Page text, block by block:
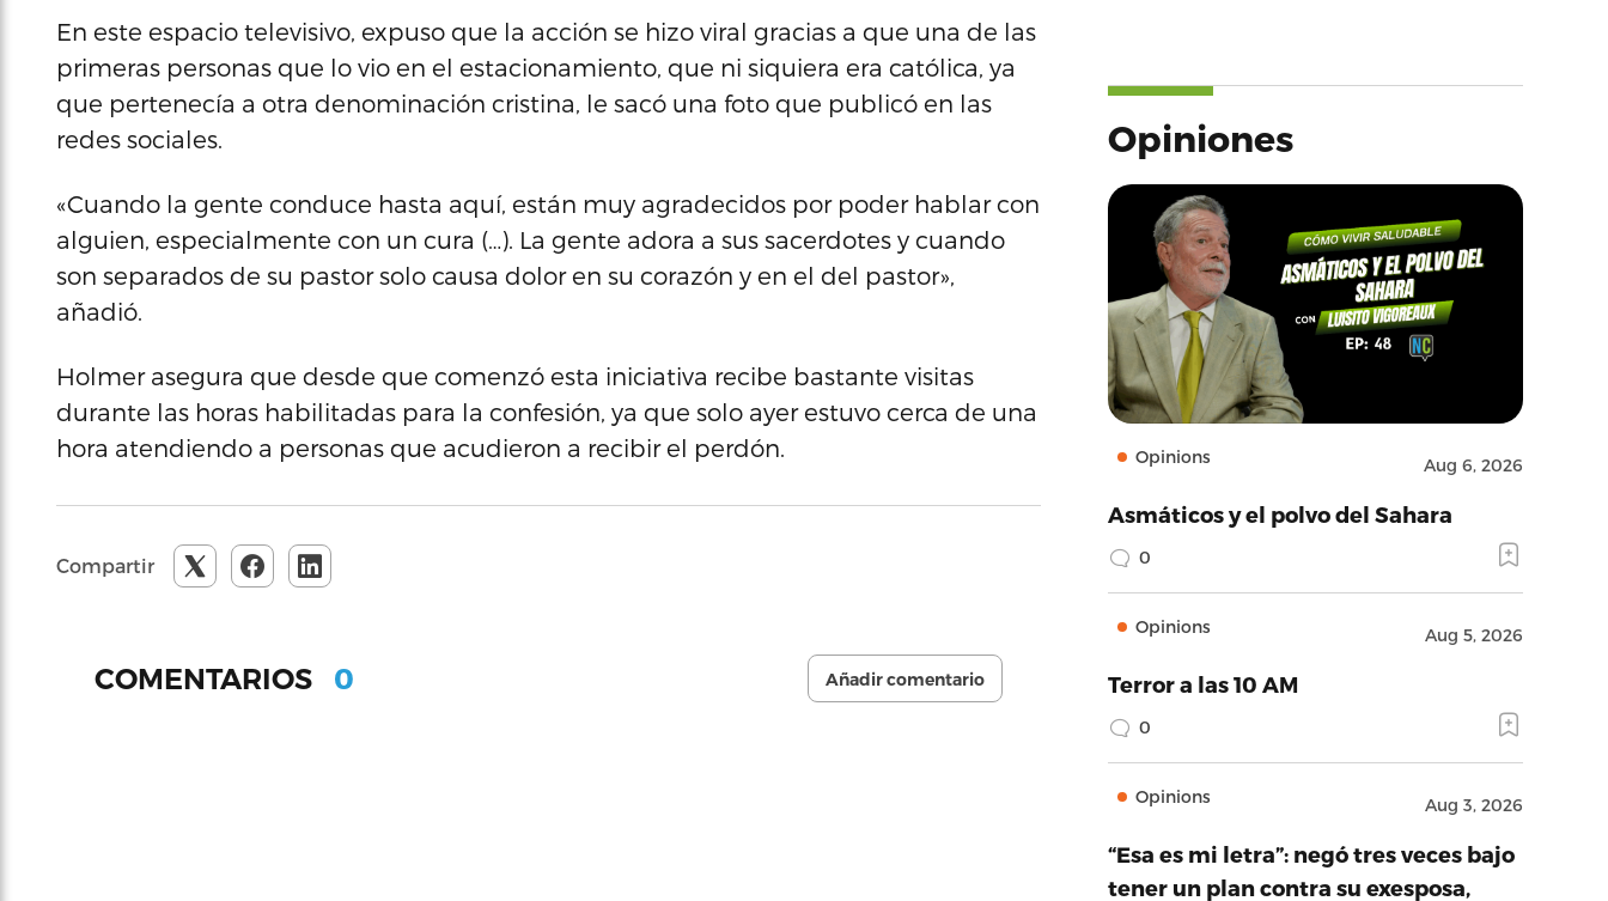
En este espacio televisivo, expuso que la acción se hizo viral gracias a que una de las
primeras personas que lo vio en el estacionamiento, que ni siquiera era católica, ya
que pertenecía a otra denominación cristina, le sacó una foto que publicó en las
redes sociales.
«Cuando la gente conduce hasta aquí, están muy agradecidos por poder hablar con
alguien, especialmente con un cura (…). La gente adora a sus sacerdotes y cuando
son separados de su pastor solo causa dolor en su corazón y en el del pastor»,
añadió.
Holmer asegura que desde que comenzó esta iniciativa recibe bastante visitas
durante las horas habilitadas para la confesión, ya que solo ayer estuvo cerca de una
hora atendiendo a personas que acudieron a recibir el perdón.
Compartir
COMENTARIOS 0 Añadir comentario
Opiniones
Opinions Aug 6, 2026
Asmáticos y el polvo del Sahara
0
Opinions Aug 5, 2026
Terror a las 10 AM
0
Opinions Aug 3, 2026
“Esa es mi letra”: negó tres veces bajo
tener un plan contra su exesposa,